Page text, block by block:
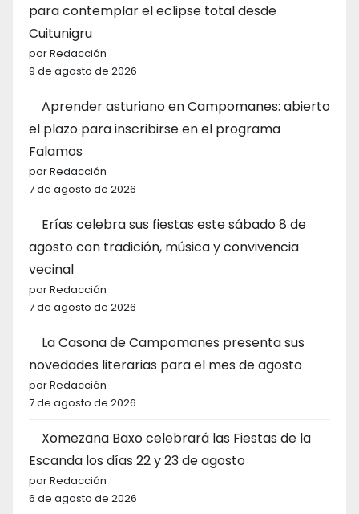
para contemplar el eclipse total desde
Cuitunigru
por Redacción
9 de agosto de 2026
Aprender asturiano en Campomanes: abierto
el plazo para inscribirse en el programa
Falamos
por Redacción
7 de agosto de 2026
Erías celebra sus fiestas este sábado 8 de
agosto con tradición, música y convivencia
vecinal
por Redacción
7 de agosto de 2026
La Casona de Campomanes presenta sus
novedades literarias para el mes de agosto
por Redacción
7 de agosto de 2026
Xomezana Baxo celebrará las Fiestas de la
Escanda los días 22 y 23 de agosto
por Redacción
6 de agosto de 2026